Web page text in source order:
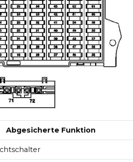
Abgesicherte Funktion